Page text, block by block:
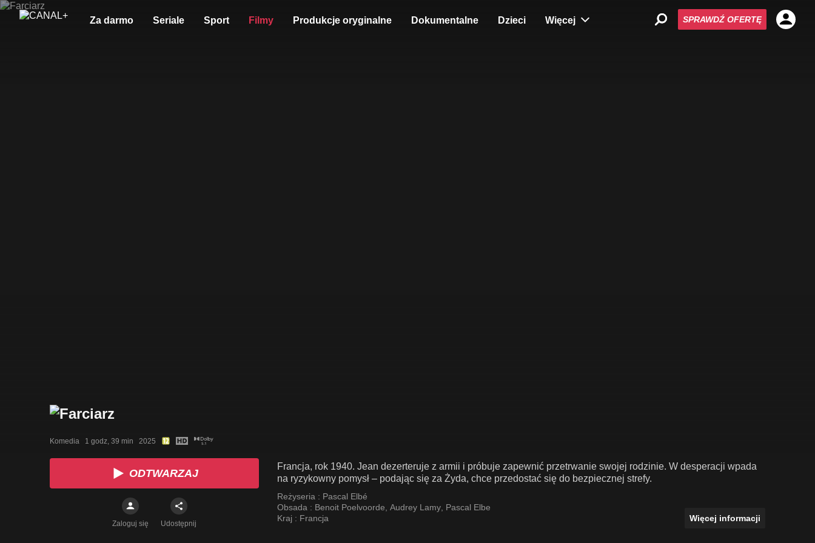
Za darmo Seriale Sport Filmy Produkcje oryginalne Dokumentalne Dzieci Więcej SPRAWDŹ OFERTĘ
Komedia   1 godz, 39 min   2025
ODTWARZAJ
Zaloguj się Udostępnij
Francja, rok 1940. Jean dezerteruje z armii i próbuje zapewnić przetrwanie swojej rodzinie. W desperacji wpada
na ryzykowny pomysł – podając się za Żyda, chce przedostać się do bezpiecznej strefy.
Reżyseria : Pascal Elbé
Obsada : Benoit Poelvoorde Audrey Lamy Pascal Elbe
Kraj : Francja Więcej informacji